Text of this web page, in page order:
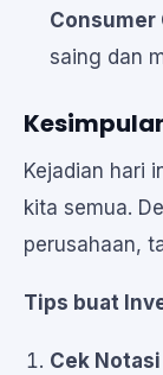
Consumer
saing dan
Kejadian hari
kita semua.
perusahaan,
Tips buat
Cek